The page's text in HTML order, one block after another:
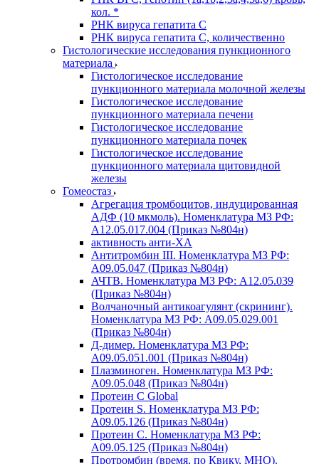
кол. *
РНК вируса гепатита C
РНК вируса гепатита C, количественно
Гистологические исследования пункционного
материала
Гистологическое исследование
пункционного материала молочной железы
Гистологическое исследование
пункционного материала печени
Гистологическое исследование
пункционного материала почек
Гистологическое исследование
пункционного материала щитовидной
железы
Гомеостаз
Агрегация тромбоцитов, индуцированная
АДФ (10 мкмоль). Номенклатура МЗ РФ:
A12.05.017.004 (Приказ №804н)
активность анти-ХА
Антитромбин III. Номенклатура МЗ РФ:
A09.05.047 (Приказ №804н)
АЧТВ. Номенклатура МЗ РФ: A12.05.039
(Приказ №804н)
Волчаночный антикоагулянт (скрининг).
Номенклатура МЗ РФ: A09.05.029.001
(Приказ №804н)
Д-димер. Номенклатура МЗ РФ:
A09.05.051.001 (Приказ №804н)
Плазминоген. Номенклатура МЗ РФ:
A09.05.048 (Приказ №804н)
Протеин C Global
Протеин S. Номенклатура МЗ РФ:
A09.05.126 (Приказ №804н)
Протеин С. Номенклатура МЗ РФ:
A09.05.125 (Приказ №804н)
Протромбин (время, по Квику, МНО).